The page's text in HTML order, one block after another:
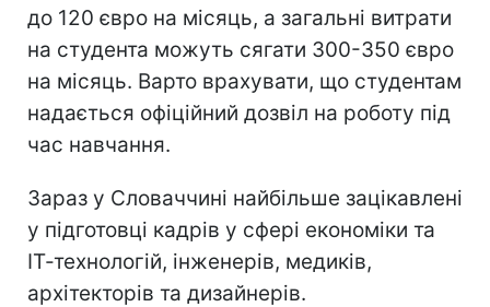
до 120 євро на місяць, а загальні витрати
на студента можуть сягати 300-350 євро
на місяць. Варто врахувати, що студентам
надається офіційний дозвіл на роботу під
час навчання.
Зараз у Словаччині найбільше зацікавлені
у підготовці кадрів у сфері економіки та
ІТ-технологій, інженерів, медиків,
архітекторів та дизайнерів.